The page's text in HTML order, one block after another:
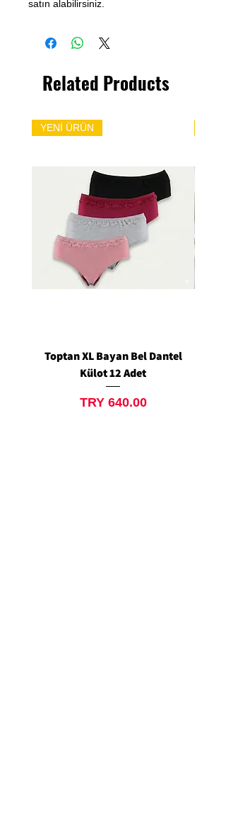
satın alabilirsiniz.
Related Products
YENİ ÜRÜN
Toptan XL Bayan Bel Dantel
Külot 12 Adet
Price
TRY 640.00